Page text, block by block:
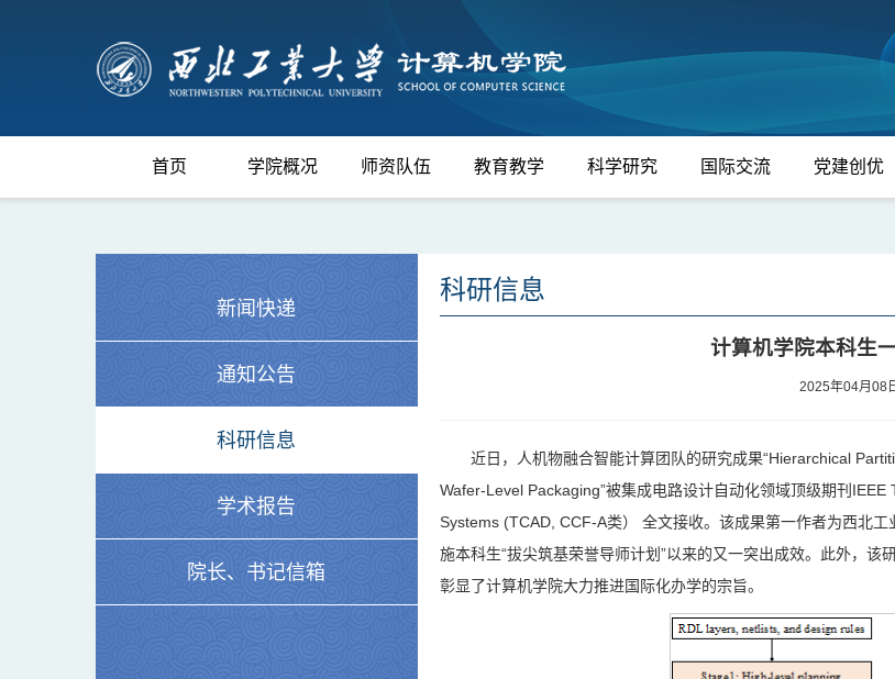
首页 学院概况 师资队伍 教育教学 科学研究 国际交流 党建创优
新闻快递
通知公告
科研信息
学术报告
院长、书记信箱
科研信息
计算机学院本科生
2025年04月08
近日，人机物融合智能计算团队的研究成果“Hierarchical
Wafer-Level Packaging”被集成电路设计自动化领域顶级期刊
Systems (TCAD, CCF-A类） 全文接收。该成果第一作者为西北
施本科生“拔尖筑基荣誉导师计划”以来的又一突出成效。此外，该
彰显了计算机学院大力推进国际化办学的宗旨。